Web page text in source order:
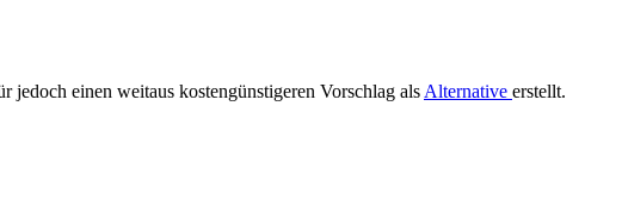
jedoch einen weitaus kostengünstigeren Vorschlag als Alternative erstellt.